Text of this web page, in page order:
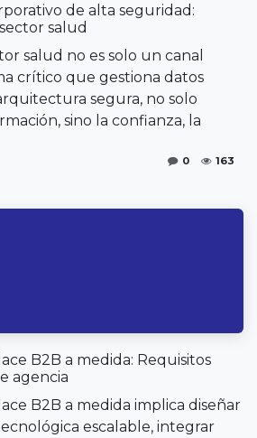
de alta seguridad:
salud
salud no es solo un canal
crítico que gestiona datos
segura, no solo
sino la confianza, la
0 163
B2B a medida: Requisitos
agencia
B2B a medida implica diseñar
escalable, integrar